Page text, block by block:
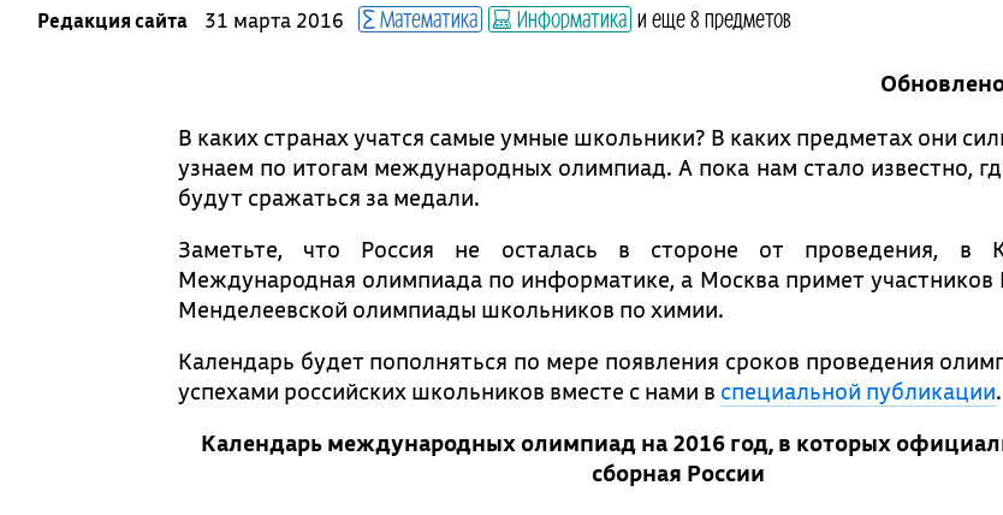
Редакция сайта 31 марта 2016 Математика Информатика и еще 8 предметов
В каких странах учатся самые умные школьники? В каких предметах они
узнаем по итогам международных олимпиад. А пока нам стало известно,
будут сражаться за медали.
Заметьте, что Россия не осталась в стороне от проведения, в
Международная олимпиада по информатике, а Москва примет
Менделеевской олимпиады школьников по химии.
Календарь будет пополняться по мере появления сроков проведения
успехами российских школьников вместе с нами в специальной публикации.
Календарь международных олимпиад на 2016 год, в которых
сборная России